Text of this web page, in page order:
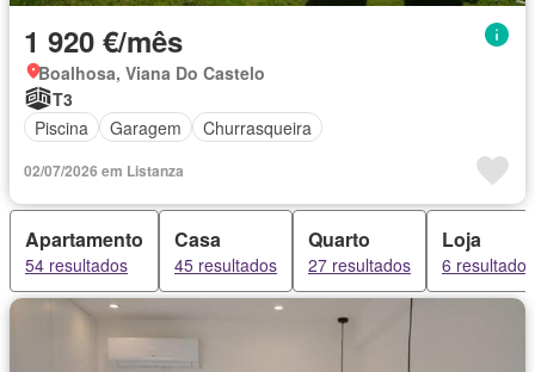
1 920 €/mês
Boalhosa, Viana Do Castelo
T3
Piscina
Garagem Churrasqueira
02/07/2026 em Listanza
Apartamento
54 resultados
Casa
45 resultados
Quarto
27 resultados
Loja
6 resultados